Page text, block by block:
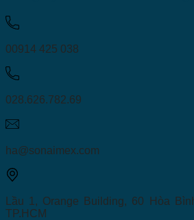
00914 425 038
028.626.782.69
ha@sonaimex.com
Lầu 1, Orange Building, 60 Hòa
TP.HCM